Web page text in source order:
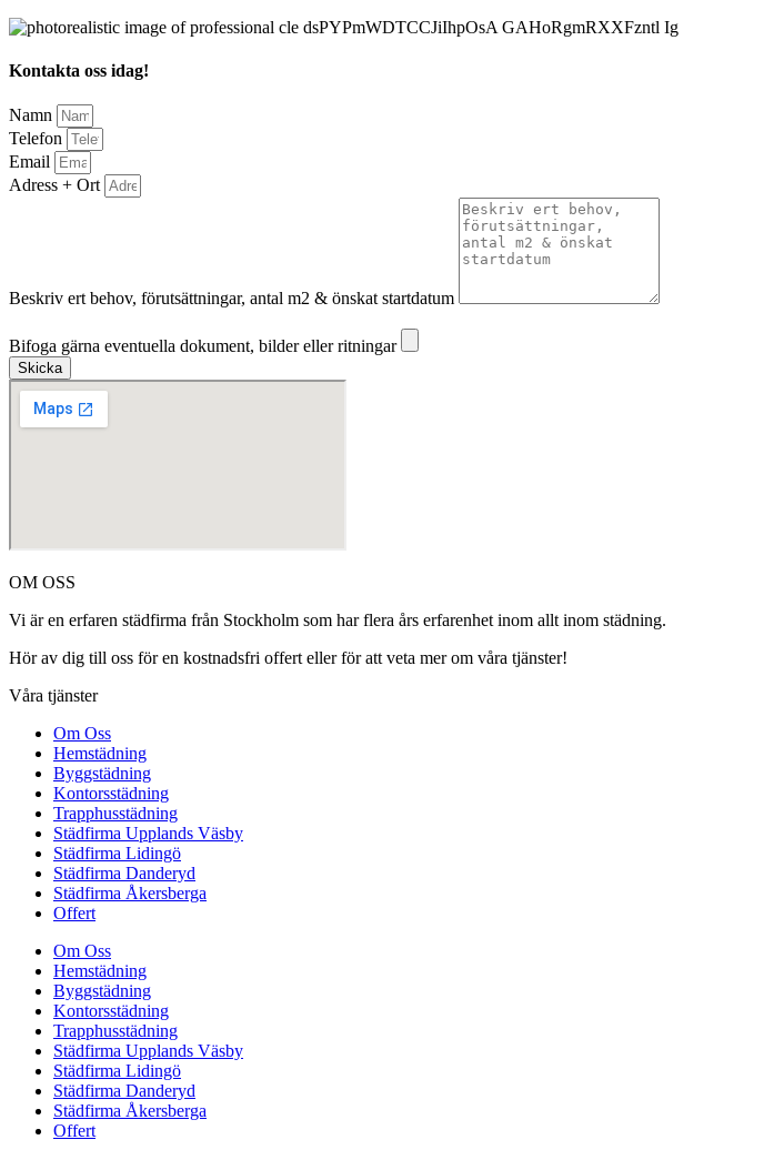
Kontakta oss idag!
Namn
Telefon
Email
Adress + Ort
Beskriv ert behov, förutsättningar, antal m2 & önskat startdatum
Bifoga gärna eventuella dokument, bilder eller ritningar
Skicka
OM OSS
Vi är en erfaren städfirma från Stockholm som har flera års erfarenhet inom allt inom städning.
Hör av dig till oss för en kostnadsfri offert eller för att veta mer om våra tjänster!
Våra tjänster
Om Oss
Hemstädning
Byggstädning
Kontorsstädning
Trapphusstädning
Städfirma Upplands Väsby
Städfirma Lidingö
Städfirma Danderyd
Städfirma Åkersberga
Offert
Om Oss
Hemstädning
Byggstädning
Kontorsstädning
Trapphusstädning
Städfirma Upplands Väsby
Städfirma Lidingö
Städfirma Danderyd
Städfirma Åkersberga
Offert